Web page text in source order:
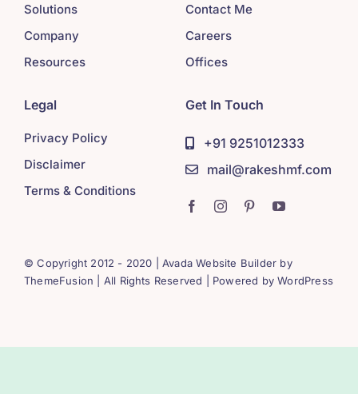
Solutions
Company
Resources
Contact Me
Careers
Offices
Legal
Privacy Policy
Disclaimer
Terms & Conditions
Get In Touch
+91 9251012333
mail@rakeshmf.com
© Copyright 2012 - 2020 | Avada Website Builder by
ThemeFusion | All Rights Reserved | Powered byWordPress